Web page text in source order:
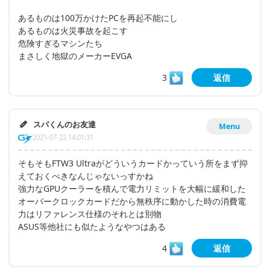
あるものは100万かけたPCを再起不能にし
あるものは火災事故を起こす
危険すぎるマシンたち
まさしく地獄のメーカーEVGA
3
返信
Menu
スパくんのお友達
2021-07-22 14:01:31
そもそもFTW3 Ultraがどういうカードかっていう所をまず抑
えておくべきなんじゃないっすかね
強力なGPUクーラーを積んで電力リミットを大幅に緩和した
オーバークロックカードだから無秩序に動かした時の消費電
力はリファレンス仕様のそれとは別物
ASUS等他社にも似たようなやつはある
4
返信